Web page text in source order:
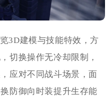
3D建模与技能特效，方
切换操作无冷却限制，
应对不同战斗场景，面
防御向时装提升生存能